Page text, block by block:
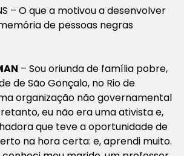
– O que a motivou a desenvolver
de pessoas negras
– Sou oriunda de família pobre,
de São Gonçalo, no Rio de
organização não governamental
eu não era uma ativista e,
que teve a oportunidade de
na hora certa: e, aprendi muito.